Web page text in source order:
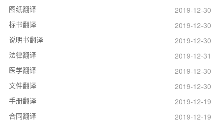
图纸翻译
2019-12-30
标书翻译
2019-12-30
说明书翻译
2019-12-30
法律翻译
2019-12-31
医学翻译
2019-12-30
文件翻译
2019-12-30
手册翻译
2019-12-19
合同翻译
2019-12-19